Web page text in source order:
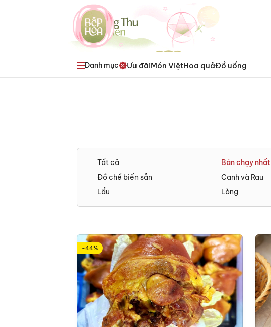
Danh mục Ưu đãiMón ViệtHoa quảĐồ uống
Tất cả Bán chạy nhất
Đồ chế biến sẵn
Canh và Rau
Lẩu
Lòng
-44%